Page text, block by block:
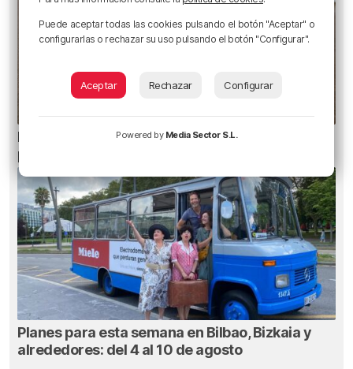
Euskadi registra 27 picaduras de carabela
portuguesa
Planes para esta semana en Bilbao, Bizkaia y
alrededores: del 4 al 10 de agosto
Puede aceptar todas las cookies pulsando el botón "Aceptar" o
configurarlas o rechazar su uso pulsando el botón "Configurar".
Aceptar Rechazar Configurar
Powered by Media Sector S.L.